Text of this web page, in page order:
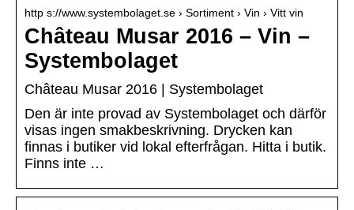
http s://www.systembolaget.se › Sortiment › Vin › Vitt vin
Château Musar 2016 – Vin –
Systembolaget
Château Musar 2016 | Systembolaget
Den är inte provad av Systembolaget och därför
visas ingen smakbeskrivning. Drycken kan
finnas i butiker vid lokal efterfrågan. Hitta i butik.
Finns inte …